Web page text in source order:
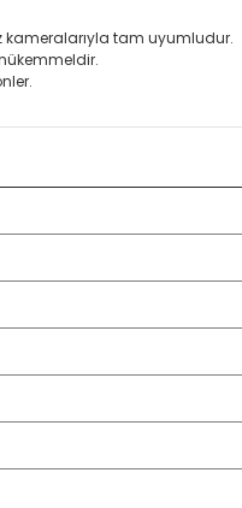
kameralarıyla tam uyumludur.